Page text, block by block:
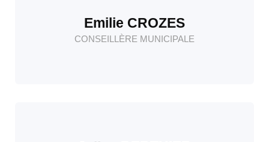
Emilie CROZES
CONSEILLÈRE MUNICIPALE